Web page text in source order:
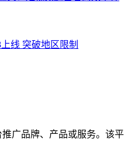
线 突破地区限制
广品牌、产品或服务。该平